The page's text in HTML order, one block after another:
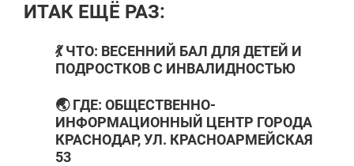
ИТАК ЕЩЁ РАЗ:
💃 ЧТО: ВЕСЕННИЙ БАЛ ДЛЯ ДЕТЕЙ И
ПОДРОСТКОВ С ИНВАЛИДНОСТЬЮ
🌏 ГДЕ: ОБЩЕСТВЕННО-
ИНФОРМАЦИОННЫЙ ЦЕНТР ГОРОДА
КРАСНОДАР, УЛ. КРАСНОАРМЕЙСКАЯ
53